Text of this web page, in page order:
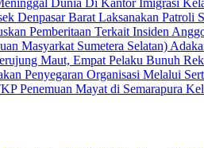
Denpasar Barat Laksanakan Patroli
Pemberitaan Terkait Insiden
Masyarkat Sumetera Selatan)
Maut, Empat Pelaku Bunuh
Penyegaran Organisasi Melalui
Penemuan Mayat di Semarapura